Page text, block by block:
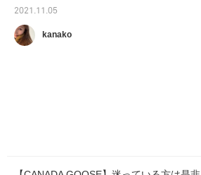
2021.11.05
kanako